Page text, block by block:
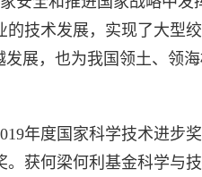
技术发展，实现了大型
发展，也为我国领土、领
年度国家科学技术进步
。获何梁何利基金科学与